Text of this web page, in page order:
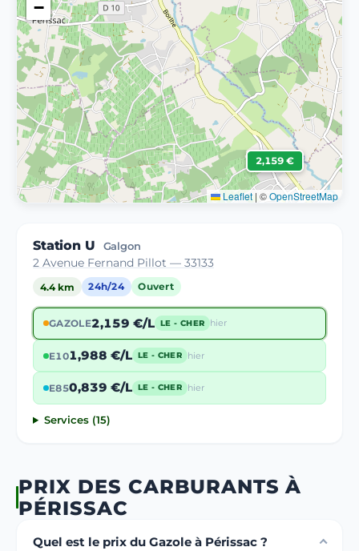
2,159 €
−
Leaflet | ©OpenStreetMap
Station U Galgon
2 Avenue Fernand Pillot — 33133
4.4 km 24h/24 Ouvert
GAZOLE2,159 €/L LE - CHER hier
E101,988 €/L LE - CHER hier
E850,839 €/L LE - CHER hier
Services (15)
PRIX DES CARBURANTS À
PÉRISSAC
Quel est le prix du Gazole à Périssac ?